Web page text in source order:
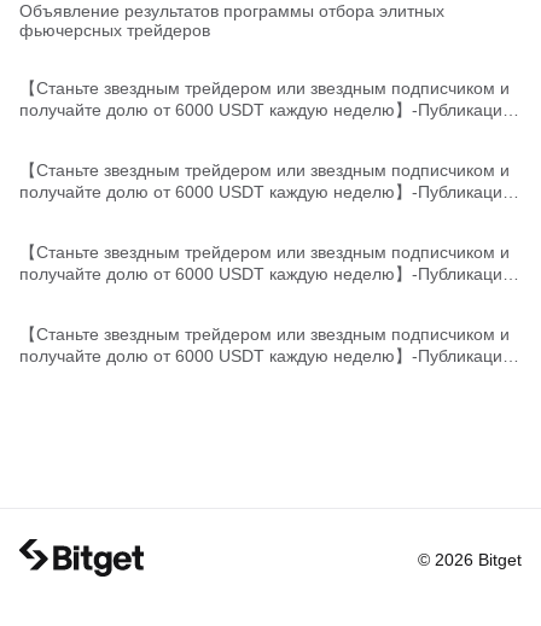
Объявление результатов программы отбора элитных
фьючерсных трейдеров
【Станьте звездным трейдером или звездным подписчиком и
получайте долю от 6000 USDT каждую неделю】-Публикация
【Станьте звездным трейдером или звездным подписчиком и
получайте долю от 6000 USDT каждую неделю】-Публикация
【Станьте звездным трейдером или звездным подписчиком и
получайте долю от 6000 USDT каждую неделю】-Публикация
【Станьте звездным трейдером или звездным подписчиком и
получайте долю от 6000 USDT каждую неделю】-Публикация
© 2026 Bitget